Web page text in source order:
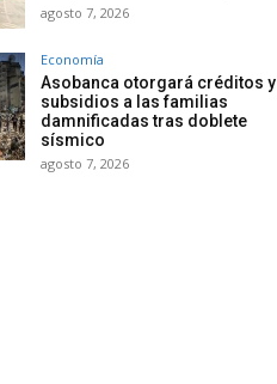
agosto 7, 2026
Economía
Asobanca otorgará créditos y
subsidios a las familias
damnificadas tras doblete
sísmico
agosto 7, 2026